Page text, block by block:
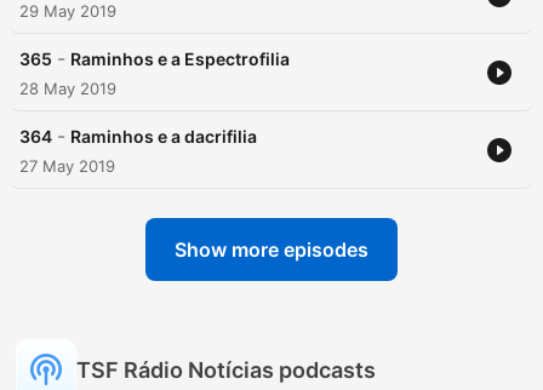
29 May 2019
365 - Raminhos e a Espectrofilia
28 May 2019
364 - Raminhos e a dacrifilia
27 May 2019
Show more episodes
TSF Rádio Notícias podcasts